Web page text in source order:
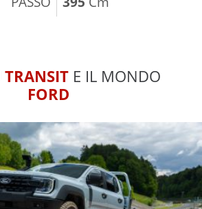
TRANSIT E IL MONDO
FORD